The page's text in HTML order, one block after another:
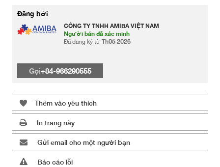
Đăng bởi
CÔNG TY TNHH AMIBA VIỆT NAM
Người bán đã xác minh
Đã đăng ký từ Th05 2026
Gọi+84-966290555
Thêm vào yêu thích
In trang này
Gửi email cho một người bạn
Báo cáo lỗi